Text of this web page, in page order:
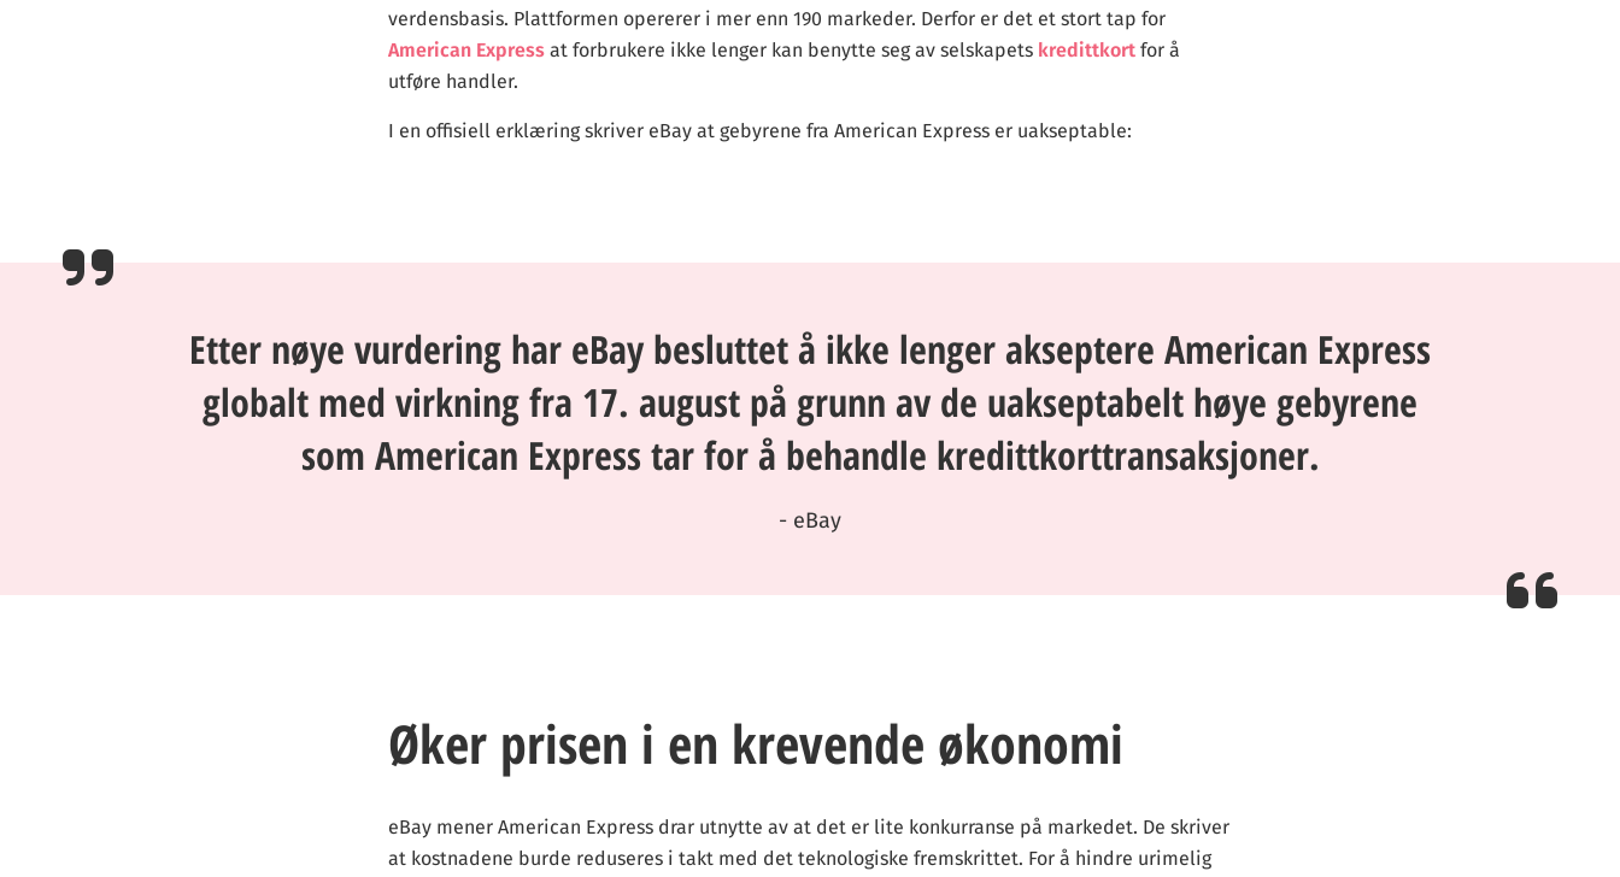
verdensbasis. Plattformen opererer i mer enn 190 markeder. Derfor er det et stort tap for
American Express at forbrukere ikke lenger kan benytte seg av selskapets kredittkort for å
utføre handler.
I en offisiell erklæring skriver eBay at gebyrene fra American Express er uakseptable:
Etter nøye vurdering har eBay besluttet å ikke lenger akseptere American Express
globalt med virkning fra 17. august på grunn av de uakseptabelt høye gebyrene
som American Express tar for å behandle kredittkorttransaksjoner.
- eBay
Øker prisen i en krevende økonomi
eBay mener American Express drar utnytte av at det er lite konkurranse på markedet. De skriver
at kostnadene burde reduseres i takt med det teknologiske fremskrittet. For å hindre urimelig